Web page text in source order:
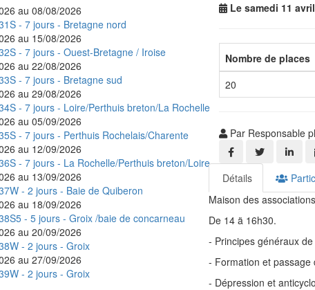
au 08/08/2026
- 7 jours - Bretagne nord
au 15/08/2026
- 7 jours - Ouest-Bretagne / Iroise
au 22/08/2026
- 7 jours - Bretagne sud
au 29/08/2026
- 7 jours - Loire/Perthuis breton/La Rochelle
au 05/09/2026
- 7 jours - Perthuis Rochelais/Charente
au 12/09/2026
- 7 jours - La Rochelle/Perthuis breton/Loire
au 13/09/2026
- 2 jours - Baie de Quiberon
au 18/09/2026
- 5 jours - Groix /baie de concarneau
au 20/09/2026
- 2 jours - Groix
au 27/09/2026
- 2 jours - Groix
Le samedi 11
Nombre de places
20
Par Responsable
Détails
Maison des
De 14 ä 16h30.
- Principes généraux
- Formation et passage
- Dépression et